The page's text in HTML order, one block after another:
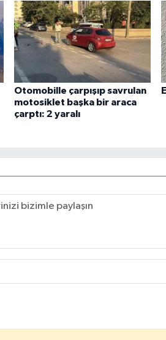
Otomobille çarpışıp savrulan
motosiklet başka bir araca
çarptı: 2 yaralı